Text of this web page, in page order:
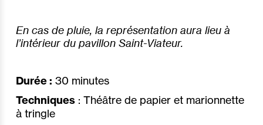
En cas de pluie, la représentation aura lieu à
l’intérieur du pavillon Saint-Viateur.
Durée : 30 minutes
Techniques : Théâtre de papier et marionnette
à tringle